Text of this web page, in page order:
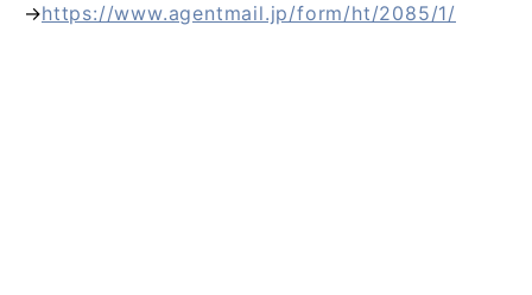
→https://www.agentmail.jp/form/ht/2085/1/